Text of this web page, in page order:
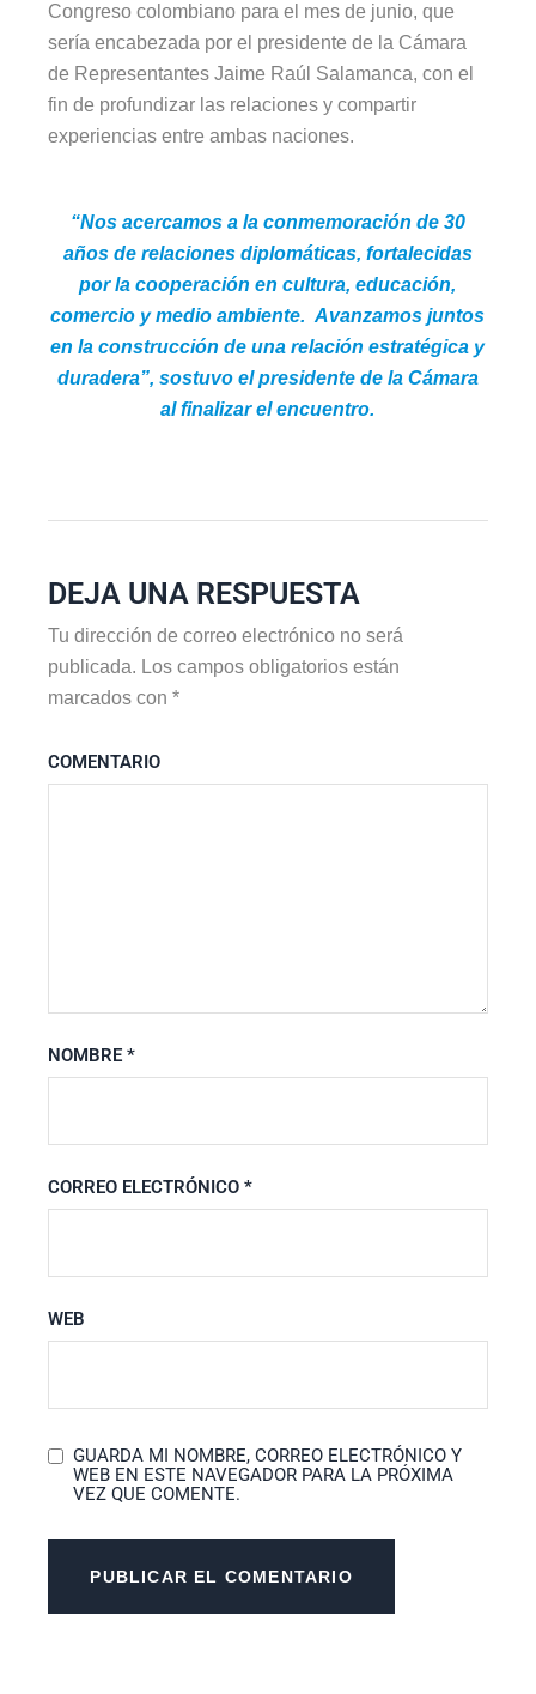
Congreso colombiano para el mes de junio, que
sería encabezada por el presidente de la Cámara
de Representantes Jaime Raúl Salamanca, con el
fin de profundizar las relaciones y compartir
experiencias entre ambas naciones.
“Nos acercamos a la conmemoración de 30
años de relaciones diplomáticas, fortalecidas
por la cooperación en cultura, educación,
comercio y medio ambiente. Avanzamos juntos
en la construcción de una relación estratégica y
duradera”, sostuvo el presidente de la Cámara
al finalizar el encuentro.
DEJA UNA RESPUESTA
Tu dirección de correo electrónico no será
publicada. Los campos obligatorios están
marcados con*
COMENTARIO
NOMBRE*
CORREO ELECTRÓNICO*
WEB
GUARDA MI NOMBRE, CORREO ELECTRÓNICO Y
WEB EN ESTE NAVEGADOR PARA LA PRÓXIMA
VEZ QUE COMENTE.
PUBLICAR EL COMENTARIO